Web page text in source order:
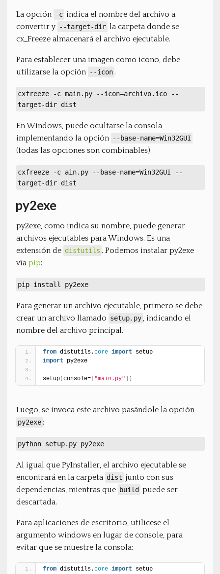
La opción -c indica el nombre del archivo a
convertir y --target-dir la carpeta donde se
cx_Freeze almacenará el archivo ejecutable.
Para establecer una imagen como ícono, debe
utilizarse la opción --icon .
cxfreeze -c main.py --icon=archivo.ico --
target-dir dist
En Windows, puede ocultarse la consola
implementando la opción --base-name=Win32GUI
(todas las opciones son combinables).
cxfreeze -c ain.py --base-name=Win32GUI --
target-dir dist
py2exe
py2exe, como indica su nombre, puede generar
archivos ejecutables para Windows. Es una
extensión de distutils . Podemos instalar py2exe
vía pip:
pip install py2exe
Para generar un archivo ejecutable, primero se debe
crear un archivo llamado setup.py , indicando el
nombre del archivo principal.
from distutils.core import setup
import py2exe
setup(console= "main.py" )
Luego, se invoca este archivo pasándole la opción
py2exe:
python setup.py py2exe
Al igual que PyInstaller, el archivo ejecutable se
encontrará en la carpeta dist junto con sus
dependencias, mientras que build puede ser
descartada.
Para aplicaciones de escritorio, utilícese el
argumento windows en lugar de console, para
evitar que se muestre la consola:
from distutils.core import setup